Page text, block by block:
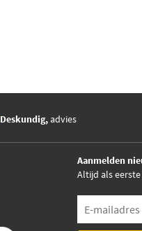
Deskundig,advies
Aanmelden
Altijd als